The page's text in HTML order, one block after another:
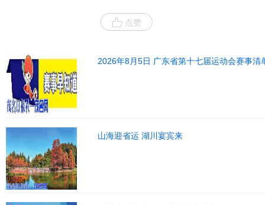
点赞
2026年8月5日 广东省第十七届运动会赛事清
山海迎省运 湖川宴宾来